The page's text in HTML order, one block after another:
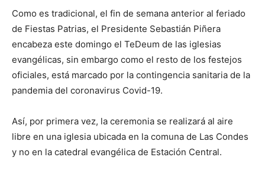
Como es tradicional, el fin de semana anterior al feriado
de Fiestas Patrias, el Presidente Sebastián Piñera
encabeza este domingo el TeDeum de las iglesias
evangélicas, sin embargo como el resto de los festejos
oficiales, está marcado por la contingencia sanitaria de la
pandemia del coronavirus Covid-19.
Así, por primera vez, la ceremonia se realizará al aire
libre en una iglesia ubicada en la comuna de Las Condes
y no en la catedral evangélica de Estación Central.